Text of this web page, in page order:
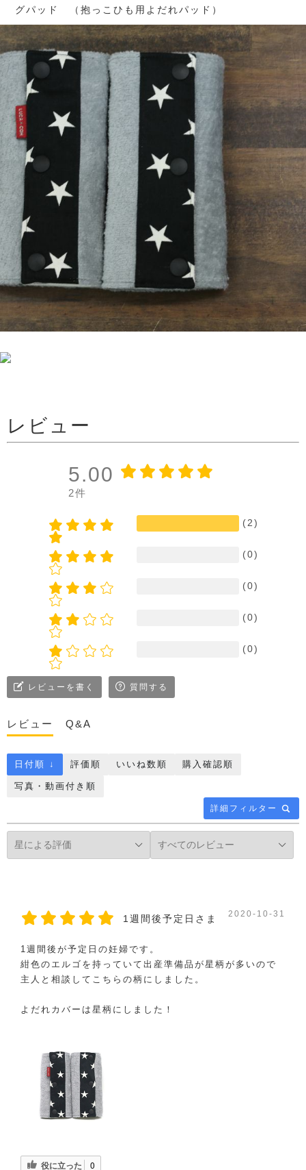
グパッド （抱っこひも用よだれパッド）
レビュー
5.00
2件
(2)
(0)
(0)
(0)
(0)
レビューを書く 質問する
レビュー Q&A
詳細フィルター
日付順 ↓ 評価順 いいね数順 購入確認順
写真・動画付き順
1週間後予定日さま 2020-10-31
1週間後が予定日の妊婦です。
紺色のエルゴを持っていて出産準備品が星柄が多いので
主人と相談してこちらの柄にしました。
よだれカバーは星柄にしました！
役に立った 0